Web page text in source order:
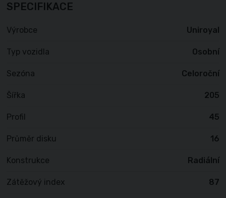
SPECIFIKACE
Výrobce Uniroyal
Typ vozidla Osobní
Sezóna Celoroční
Šířka 205
Profil 45
Průměr disku 16
Konstrukce Radiální
Zátěžový index 87